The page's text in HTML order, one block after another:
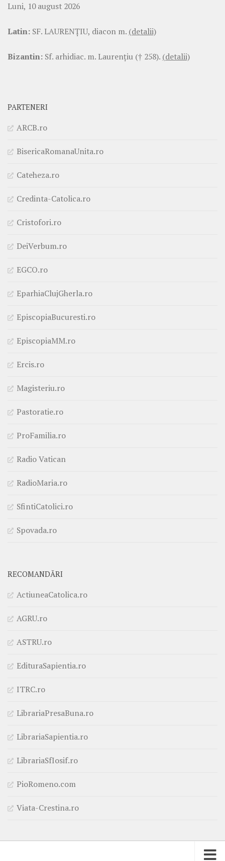
Luni, 10 august 2026
Latin: SF. LAURENŢIU, diacon m. (detalii)
Bizantin: Sf. arhidiac. m. Laurenţiu († 258). (detalii)
PARTENERI
ARCB.ro
BisericaRomanaUnita.ro
Cateheza.ro
Credinta-Catolica.ro
Cristofori.ro
DeiVerbum.ro
EGCO.ro
EparhiaClujGherla.ro
EpiscopiaBucuresti.ro
EpiscopiaMM.ro
Ercis.ro
Magisteriu.ro
Pastoratie.ro
ProFamilia.ro
Radio Vatican
RadioMaria.ro
SfintiCatolici.ro
Spovada.ro
RECOMANDĂRI
ActiuneaCatolica.ro
AGRU.ro
ASTRU.ro
EdituraSapientia.ro
ITRC.ro
LibrariaPresaBuna.ro
LibrariaSapientia.ro
LibrariaSfIosif.ro
PioRomeno.com
Viata-Crestina.ro